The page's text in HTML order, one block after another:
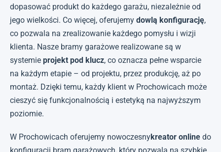
dopasować produkt do każdego garażu, niezależnie od
jego wielkości. Co więcej, oferujemy dowlą konfigurację,
co pozwala na zrealizowanie każdego pomysłu i wizji
klienta. Nasze bramy garażowe realizowane są w
systemie projekt pod klucz, co oznacza pełne wsparcie
na każdym etapie – od projektu, przez produkcję, aż po
montaż. Dzięki temu, każdy klient w Prochowicach może
cieszyć się funkcjonalnością i estetyką na najwyższym
poziomie.
W Prochowicach oferujemy nowoczesnykreator online do